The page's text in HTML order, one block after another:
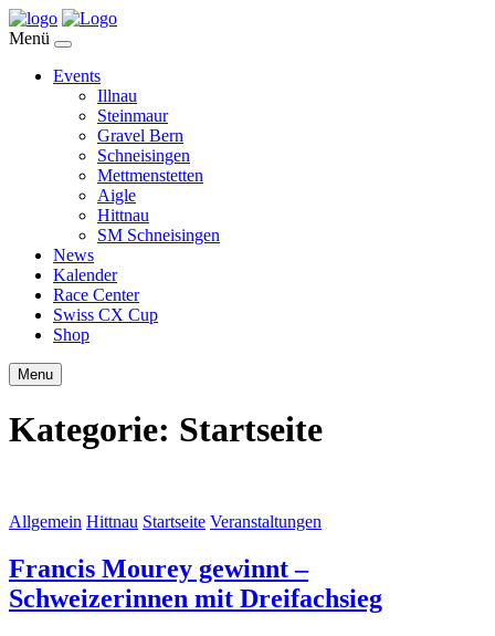
Menü
Events
Illnau
Steinmaur
Gravel Bern
Schneisingen
Mettmenstetten
Aigle
Hittnau
SM Schneisingen
News
Kalender
Race Center
Swiss CX Cup
Shop
Menu
Kategorie: Startseite
Allgemein Hittnau Startseite Veranstaltungen
Francis Mourey gewinnt –
Schweizerinnen mit Dreifachsieg